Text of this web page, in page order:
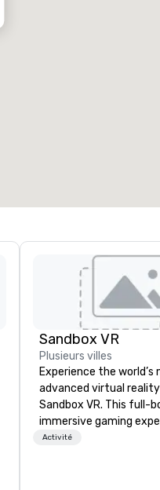
Sandbox VR
Plusieurs villes
Experience the world’s
advanced virtual
Sandbox VR. This full-
immersive gaming
transports groups into
Activité